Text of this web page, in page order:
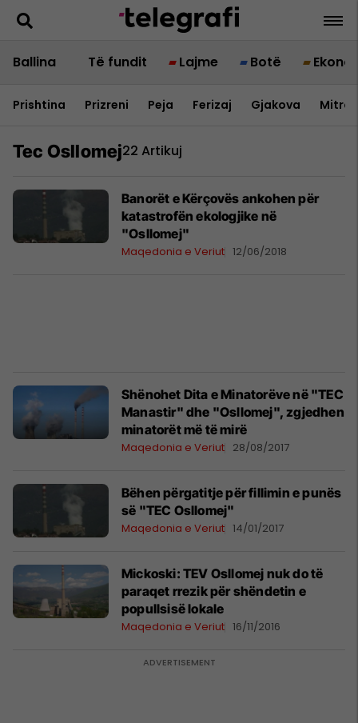
Ballina Të fundit Lajme Botë
Prishtina Prizreni Peja Ferizaj Gjakova
Tec Osllomej22 Artikuj
Banorët e Kërçovës ankohen për
katastrofën ekologjike në
"Osllomej"
Maqedonia e Veriut 12/06/2018
Shënohet Dita e Minatorëve në "TEC
Manastir" dhe "Osllomej", zgjedhen
minatorët më të mirë
Maqedonia e Veriut 28/08/2017
Bëhen përgatitje për fillimin e punës
së "TEC Osllomej"
Maqedonia e Veriut 14/01/2017
Mickoski: TEV Osllomej nuk do të
paraqet rrezik për shëndetin e
popullsisë lokale
Maqedonia e Veriut 16/11/2016